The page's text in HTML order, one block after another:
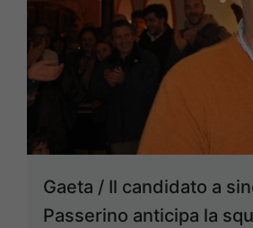
Gaeta / Il candidato a
Passerino anticipa la